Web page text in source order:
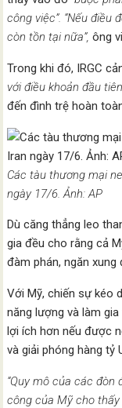
công việc”. “Nếu điều
còn tồn tại nữa”,ông
Trong khi đó, IRGC
với điều khoản đầu
đến đình trệ hoàn
Các tàu thương mại
ngày 17/6. Ảnh: AP
Dù căng thẳng leo
gia đều cho rằng cả
đàm phán, ngăn
Với Mỹ, chiến sự kéo
năng lượng và làm
lợi ích hơn nếu được
và giải phóng hàng tỷ
“Quy mô của các
công của Mỹ cho